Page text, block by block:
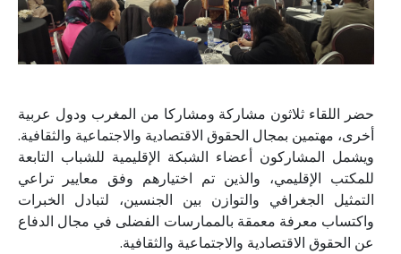
حضر اللقاء ثلاثون مشاركة ومشاركا من المغرب ودول عربية
أخرى، مهتمين بمجال الحقوق الاقتصادية والاجتماعية والثقافية.
ويشمل المشاركون أعضاء الشبكة الإقليمية للشباب التابعة
للمكتب الإقليمي، والذين تم اختيارهم وفق معايير تراعي
التمثيل الجغرافي والتوازن بين الجنسين، لتبادل الخبرات
واكتساب معرفة معمقة بالممارسات الفضلى في مجال الدفاع
عن الحقوق الاقتصادية والاجتماعية والثقافية.